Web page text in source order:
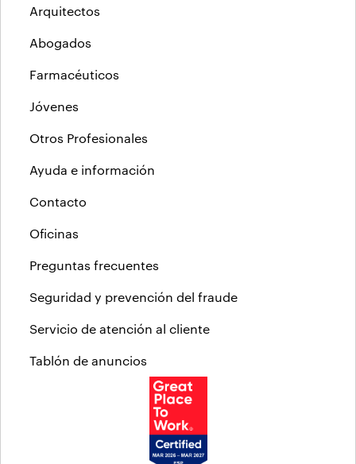
Arquitectos
Abogados
Farmacéuticos
Jóvenes
Otros Profesionales
Ayuda e información
Contacto
Oficinas
Preguntas frecuentes
Seguridad y prevención del fraude
Servicio de atención al cliente
Tablón de anuncios